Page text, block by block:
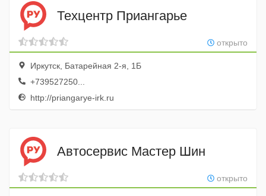
Техцентр Приангарье
открыто
Иркутск, Батарейная 2-я, 1Б
+739527250...
http://priangarye-irk.ru
Автосервис Мастер Шин
открыто